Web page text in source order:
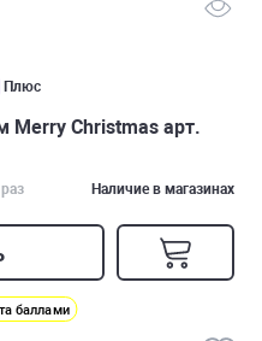
Плюс
Merry Christmas арт.
Наличие в магазинах
баллами